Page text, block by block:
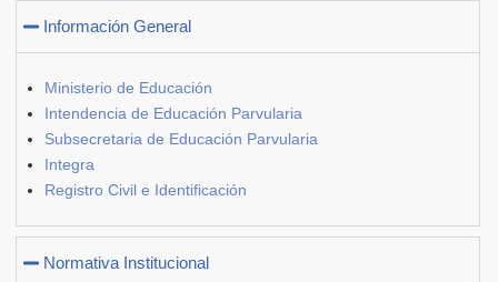
Información General
Ministerio de Educación
Intendencia de Educación Parvularia
Subsecretaria de Educación Parvularia
Integra
Registro Civil e Identificación
Normativa Institucional